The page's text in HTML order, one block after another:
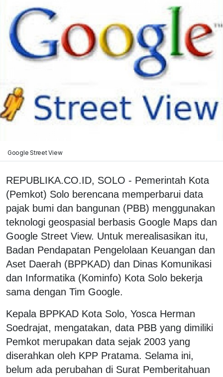
Google Street View
REPUBLIKA.CO.ID, SOLO - Pemerintah Kota
(Pemkot) Solo berencana memperbarui data
pajak bumi dan bangunan (PBB) menggunakan
teknologi geospasial berbasis Google Maps dan
Google Street View. Untuk merealisasikan itu,
Badan Pendapatan Pengelolaan Keuangan dan
Aset Daerah (BPPKAD) dan Dinas Komunikasi
dan Informatika (Kominfo) Kota Solo bekerja
sama dengan Tim Google.
Kepala BPPKAD Kota Solo, Yosca Herman
Soedrajat, mengatakan, data PBB yang dimiliki
Pemkot merupakan data sejak 2003 yang
diserahkan oleh KPP Pratama. Selama ini,
belum ada perubahan di Surat Pemberitahuan